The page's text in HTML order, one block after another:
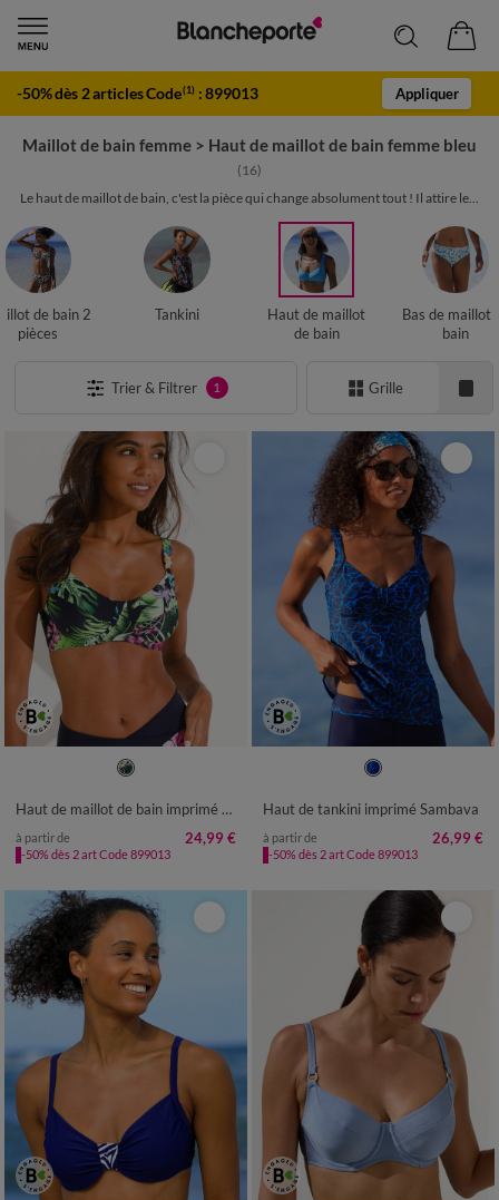
-50% dès 2 articles Code(1) :899013 Appliquer
Maillot de bain femme > Haut de maillot de bain femme bleu
(16)
Le haut de maillot de bain, c'est la pièce qui change absolument tout ! Il attire le...
de bain 2
pièces
Tankini
Haut de maillot
de bain
Bas de maillot
bain
Trier & Filtrer 1 Grille
Haut de maillot de bain imprimé Banna avec armatures flexibles - forme minimiseur
à partir de 24,99 €
-50% dès 2 art Code 899013
44
Haut de tankini imprimé Sambava
à partir de 26,99 €
-50% dès 2 art Code 899013